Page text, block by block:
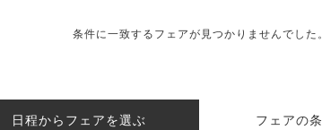
条件に一致するフェアが見つかりませんでした。
日程からフェアを選ぶ フェアの